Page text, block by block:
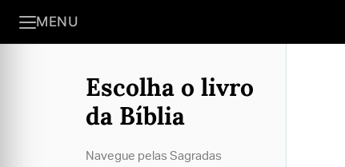
MENU
Escolha o livro
da Bíblia
Navegue pelas Sagradas